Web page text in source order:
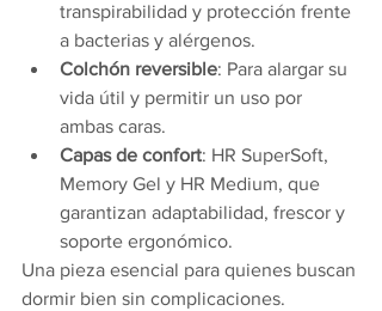
transpirabilidad y protección frente
a bacterias y alérgenos.
Colchón reversible: Para alargar su
vida útil y permitir un uso por
ambas caras.
Capas de confort: HR SuperSoft,
Memory Gel y HR Medium, que
garantizan adaptabilidad, frescor y
soporte ergonómico.
Una pieza esencial para quienes buscan
dormir bien sin complicaciones.